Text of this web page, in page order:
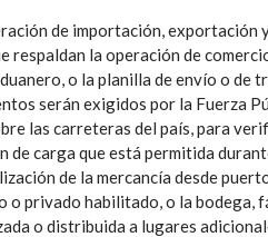
de importación, exportación
respaldan la operación de
o la planilla de envío o de
serán exigidos por la Fuerza
las carreteras del país, para
de carga que está permitida
de la mercancía desde
o privado habilitado, o la bodega,
o distribuida a lugares